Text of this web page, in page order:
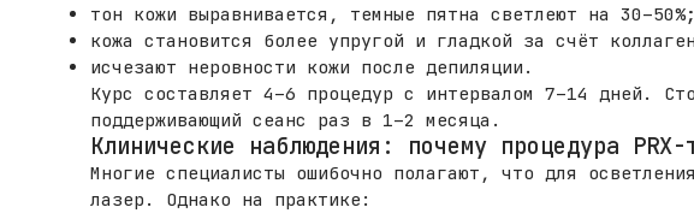
тон кожи выравнивается, темные пятна светлеют на 30–50%;
кожа становится более упругой и гладкой за счёт
исчезают неровности кожи после депиляции.
Курс составляет 4–6 процедур с интервалом 7–14 дней.
поддерживающий сеанс раз в 1–2 месяца.
Клинические наблюдения: почему процедура
Многие специалисты ошибочно полагают, что для
лазер. Однако на практике: